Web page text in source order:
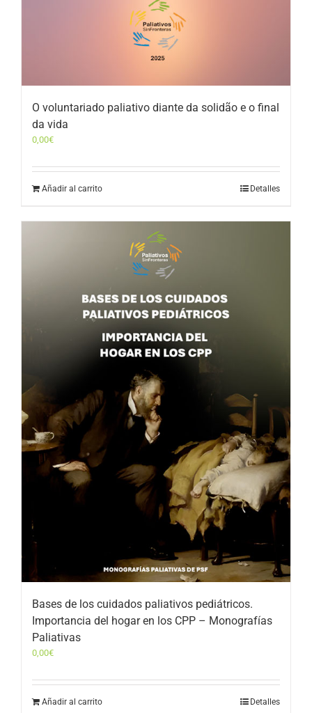
O voluntariado paliativo diante da solidão e o final
da vida
0,00€
Añadir al carrito Detalles
Bases de los cuidados paliativos pediátricos.
Importancia del hogar en los CPP – Monografías
Paliativas
0,00€
Añadir al carrito Detalles